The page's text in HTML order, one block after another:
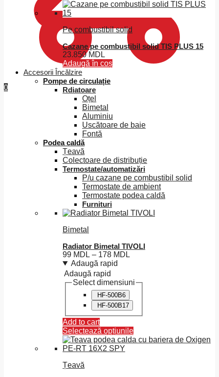
0
Pe combustibil solid
Cazane pe combustibil solid TIS PLUS 15
23.850MDL
Adaugă în coș
Accesorii Încălzire
Pompe de circulație
Rdiatoare
Oțel
Bimetal
Aluminiu
Uscătoare de baie
Fontă
Podea caldă
Țeavă
Colectoare de distribuție
Termostate/automatizări
P/u cazane pe combustibil solid
Termostate de ambient
Termostate podea caldă
Furnituri
Bimetal
Radiator Bimetal TIVOLI
99 MDL – 178 MDL
99 MDL
Adaugă rapid
Adaugă rapid
Select dimensiuni
HF-500B6
HF-500B17
Add to cart
Selectează opțiunile
Acest
produs
mai
Țeavă